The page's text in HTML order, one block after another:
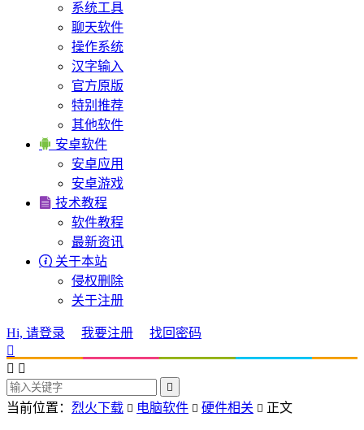
系统工具
聊天软件
操作系统
汉字输入
官方原版
特别推荐
其他软件
 安卓软件
安卓应用
安卓游戏
 技术教程
软件教程
最新资讯
 关于本站
侵权删除
关于注册
Hi, 请登录 我要注册
找回密码

 

当前位置： 烈火下载  电脑软件  硬件相关  正文